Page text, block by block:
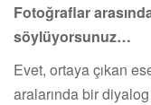
Fotoğraflar
söylüyorsunuz…
Evet, ortaya çıkan
aralarında bir